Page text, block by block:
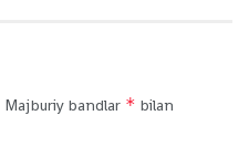
Majburiy bandlar * bilan